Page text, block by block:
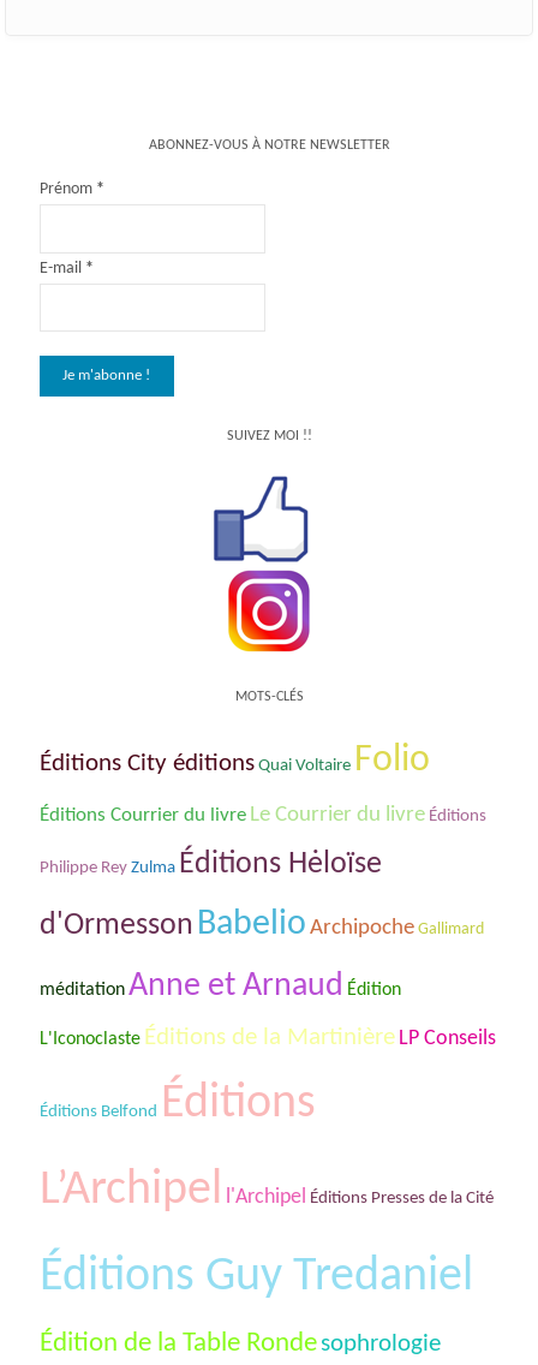
ABONNEZ-VOUS À NOTRE NEWSLETTER
Prénom *
E-mail *
SUIVEZ MOI !!
MOTS-CLÉS
Éditions City éditions Quai Voltaire Folio
Éditions Courrier du livre Le Courrier du livre Éditions
Philippe Rey Zulma Éditions Hėloïse
d'Ormesson Babelio Archipoche Gallimard
méditation Anne et Arnaud Édition
L'Iconoclaste Éditions de la Martinière LP Conseils
Éditions Belfond Éditions
L’Archipel
l'Archipel Éditions Presses de la Cité
Éditions Guy Tredaniel
Édition de la Table Ronde sophrologie